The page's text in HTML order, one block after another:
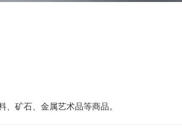
矿石、金属艺术品等商品。